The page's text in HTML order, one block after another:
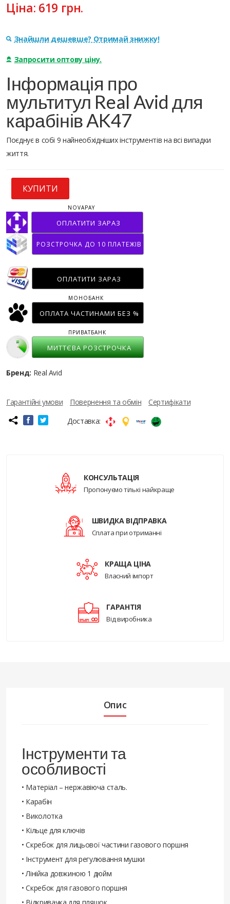
Ціна: 619 грн.
Знайшли дешевше? Отримай знижку!
Запросити оптову ціну.
Інформація про
мультитул Real Avid для
карабінів AK47
Поєднує в собі 9 найнеобхідніших інструментів на всі випадки
життя.
КУПИТИ
ОПЛАТИТИ ЗАРАЗ
NOVAPAY
РОЗСТРОЧКА ДО 10 ПЛАТЕЖІВ
ОПЛАТИТИ ЗАРАЗ
ОПЛАТА ЧАСТИНАМИ БЕЗ %
МОНОБАНК
МИТТЄВА РОЗСТРОЧКА
ПРИВАТБАНК
Бренд: Real Avid
Гарантійні умови Повернення та обмін
Сертифікати
Доставка:
КОНСУЛЬТАЦІЯ
Пропонуємо тількі найкраще
ШВИДКА ВІДПРАВКА
Сплата при отриманні
КРАЩА ЦІНА
Власний імпорт
ГАРАНТІЯ
Від виробника
Опис
Інструменти та
особливості
• Матеріал – нержавіюча сталь.
• Карабін
• Виколотка
• Кільце для ключів
• Скребок для лицьової частини газового поршня
• Інструмент для регулювання мушки
• Лінійка довжиною 1 дюйм
• Скребок для газового поршня